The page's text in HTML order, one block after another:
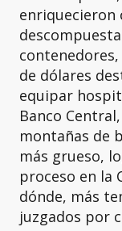
enriquecieron
de dólares
equipar
Banco
montañas de
más grueso,
proceso en la
dónde, más
juzgados por